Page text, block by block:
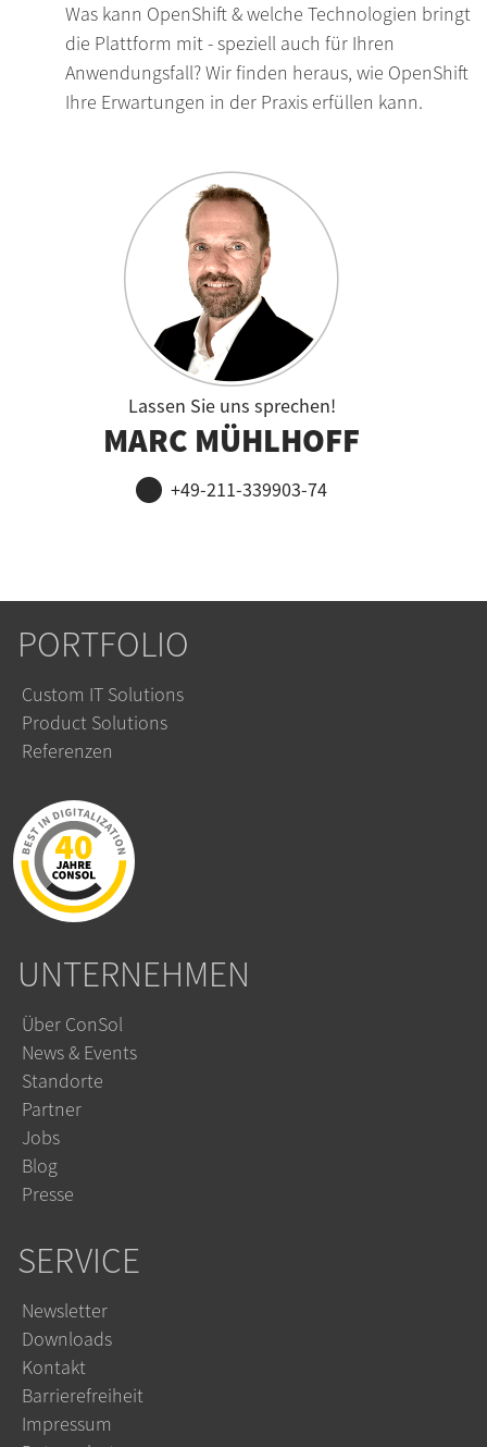
Was kann OpenShift & welche Technologien bringt
die Plattform mit - speziell auch für Ihren
Anwendungsfall? Wir finden heraus, wie OpenShift
Ihre Erwartungen in der Praxis erfüllen kann.
Lassen Sie uns sprechen!
MARC MÜHLHOFF
+49-211-339903-74
PORTFOLIO
Custom IT Solutions
Product Solutions
Referenzen
UNTERNEHMEN
Über ConSol
News & Events
Standorte
Partner
Jobs
Blog
Presse
SERVICE
Newsletter
Downloads
Kontakt
Barrierefreiheit
Impressum